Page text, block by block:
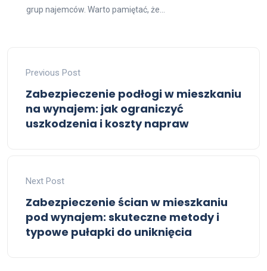
grup najemców. Warto pamiętać, że...
Previous Post
Zabezpieczenie podłogi w mieszkaniu
na wynajem: jak ograniczyć
uszkodzenia i koszty napraw
Next Post
Zabezpieczenie ścian w mieszkaniu
pod wynajem: skuteczne metody i
typowe pułapki do uniknięcia